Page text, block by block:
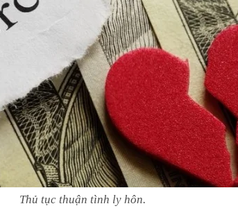
Thủ tục thuận tình ly hôn.